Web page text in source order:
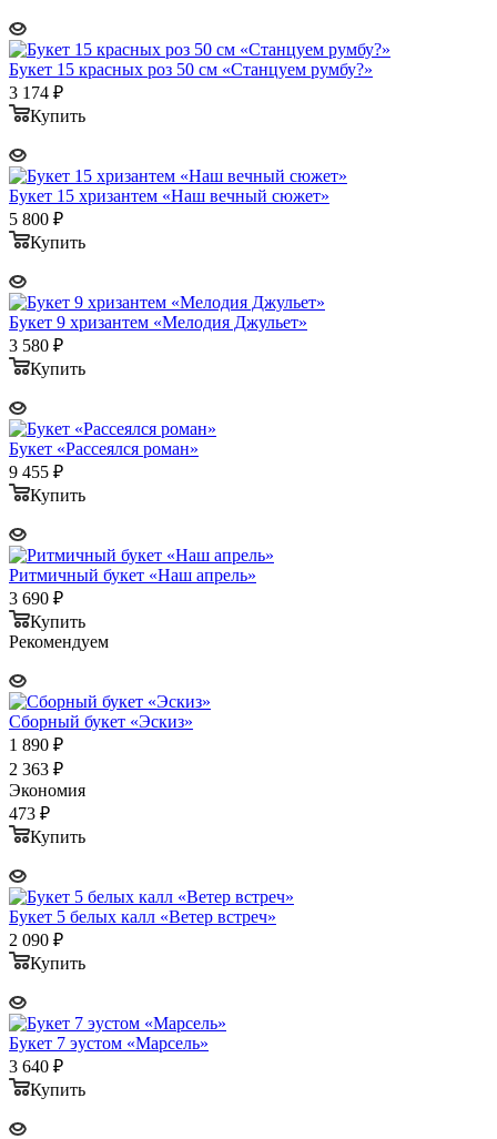
Букет 15 красных роз 50 см «Станцуем румбу?»
3 174 ₽
Купить
Букет 15 хризантем «Наш вечный сюжет»
5 800 ₽
Купить
Букет 9 хризантем «Мелодия Джульет»
3 580 ₽
Купить
Букет «Рассеялся роман»
9 455 ₽
Купить
Ритмичный букет «Наш апрель»
3 690 ₽
Купить
Рекомендуем
Сборный букет «Эскиз»
1 890 ₽
2 363 ₽
Экономия
473 ₽
Купить
Букет 5 белых калл «Ветер встреч»
2 090 ₽
Купить
Букет 7 эустом «Марсель»
3 640 ₽
Купить